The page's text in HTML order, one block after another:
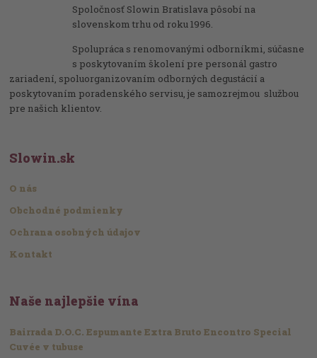
Spoločnosť Slowin Bratislava pôsobí na
slovenskom trhu od roku 1996.
Spolupráca s renomovanými odborníkmi, súčasne
s poskytovaním školení pre personál gastro
zariadení, spoluorganizovaním odborných degustácií a
poskytovaním poradenského servisu, je samozrejmou službou
pre našich klientov.
Slowin.sk
O nás
Obchodné podmienky
Ochrana osobných údajov
Kontakt
Naše najlepšie vína
Bairrada D.O.C. Espumante Extra Bruto Encontro Special
Cuvée v tubuse